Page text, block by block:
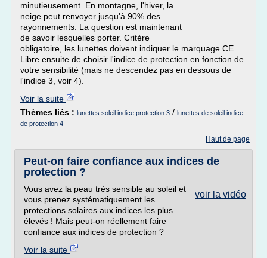
minutieusement. En montagne, l'hiver, la
neige peut renvoyer jusqu'à 90% des
rayonnements. La question est maintenant
de savoir lesquelles porter. Critère
obligatoire, les lunettes doivent indiquer le marquage CE.
Libre ensuite de choisir l'indice de protection en fonction de
votre sensibilité (mais ne descendez pas en dessous de
l'indice 3, voir 4).
Voir la suite
Thèmes liés : lunettes soleil indice protection 3 / lunettes de soleil indice
de protection 4
Haut de page
Peut-on faire confiance aux indices de
protection ?
voir la vidéo
Vous avez la peau très sensible au soleil et
vous prenez systématiquement les
protections solaires aux indices les plus
élevés ! Mais peut-on réellement faire
confiance aux indices de protection ?
Voir la suite